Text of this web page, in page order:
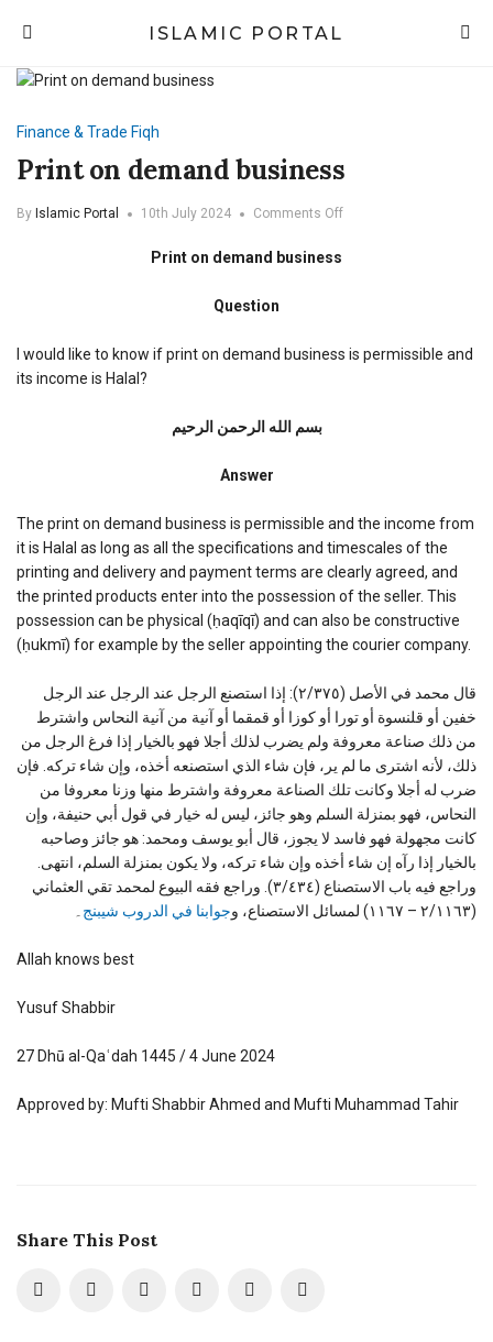
ISLAMIC PORTAL
Finance & Trade Fiqh
Print on demand business
By Islamic Portal 10th July 2024 Comments Offon
Print on demand business
Question
I would like to know if print on demand business is permissible and
its income is Halal?
بسم الله الرحمن الرحیم
Answer
The print on demand business is permissible and the income from
it is Halal as long as all the specifications and timescales of the
printing and delivery and payment terms are clearly agreed, and
the printed products enter into the possession of the seller. This
possession can be physical (ḥaqīqī) and can also be constructive
(ḥukmī) for example by the seller appointing the courier company.
قال محمد في الأصل (٢/٣٧٥): إذا استصنع الرجل عند الرجل عند الرجل
خفين أو قلنسوة أو تورا أو كوزا أو قمقما أو آنية من آنية النحاس واشترط
من ذلك صناعة معروفة ولم يضرب لذلك أجلا فهو بالخيار إذا فرغ الرجل من
ذلك، لأنه اشترى ما لم ير، فإن شاء الذي استصنعه أخذه، وإن شاء تركه. فإن
ضرب له أجلا وكانت تلك الصناعة معروفة واشترط منها وزنا معروفا من
النحاس، فهو بمنزلة السلم وهو جائز، ليس له خيار في قول أبي حنيفة، وإن
كانت مجهولة فهو فاسد لا يجوز، قال أبو يوسف ومحمد: هو جائز وصاحبه
بالخيار إذا رآه إن شاء أخذه وإن شاء تركه، ولا يكون بمنزلة السلم، انتهى.
وراجع فيه باب الاستصناع (٣/٤٣٤). وراجع فقه البيوع لمحمد تقي العثماني
(٢/١١٦٣ – ١١٦٧) لمسائل الاستصناع، و
جوابنا في الدروب شيبنج۔
Allah knows best
Yusuf Shabbir
27 Dhū al-Qaʿdah 1445 / 4 June 2024
Approved by: Mufti Shabbir Ahmed and Mufti Muhammad Tahir
Share This Post